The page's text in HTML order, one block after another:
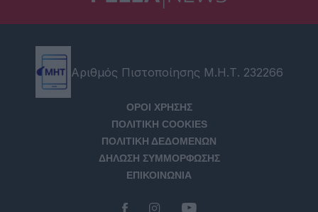
Αριθμός Πιστοποίησης Μ.Η.Τ. 232266
ΟΡΟΙ ΧΡΗΣΗΣ
ΠΟΛΙΤΙΚΗ COOKIES
ΠΟΛΙΤΙΚΗ ΔΕΔΟΜΕΝΩΝ
ΔΗΛΩΣΗ ΣΥΜΜΟΡΦΩΣΗΣ
ΕΠΙΚΟΙΝΩΝΙΑ